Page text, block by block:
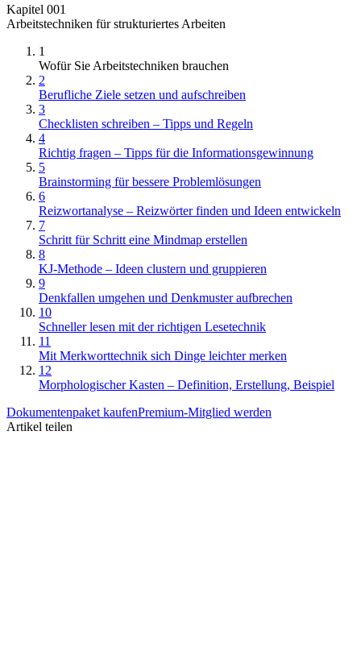
Kapitel 001
Arbeitstechniken für strukturiertes Arbeiten
1
Wofür Sie Arbeitstechniken brauchen
2
Berufliche Ziele setzen und aufschreiben
3
Checklisten schreiben – Tipps und Regeln
4
Richtig fragen – Tipps für die Informationsgewinnung
5
Brainstorming für bessere Problemlösungen
6
Reizwortanalyse – Reizwörter finden und Ideen entwickeln
7
Schritt für Schritt eine Mindmap erstellen
8
KJ-Methode – Ideen clustern und gruppieren
9
Denkfallen umgehen und Denkmuster aufbrechen
10
Schneller lesen mit der richtigen Lesetechnik
11
Mit Merkworttechnik sich Dinge leichter merken
12
Morphologischer Kasten – Definition, Erstellung, Beispiel
Dokumentenpaket kaufenPremium-Mitglied werden
Artikel teilen